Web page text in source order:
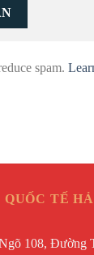
spam.
QUỐC TẾ
108, Đường